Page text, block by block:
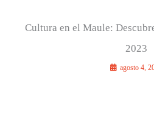
Cultura en el Maule:
2023
agosto 4,